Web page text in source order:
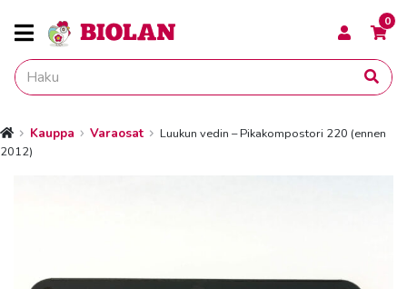
0
EtusivuKauppa Varaosat
Luukun vedin – Pikakompostori 220 (ennen
2012)